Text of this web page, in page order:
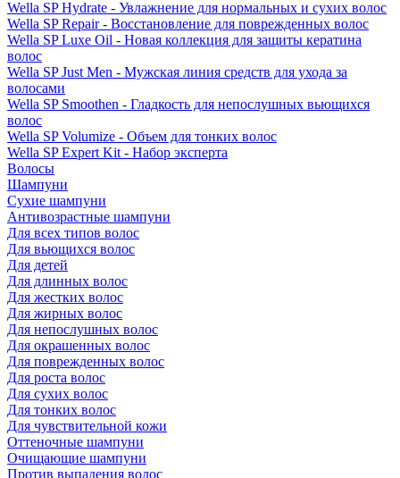
Wella SP Hydrate - Увлажнение для нормальных и сухих волос
Wella SP Repair - Восстановление для поврежденных волос
Wella SP Luxe Oil - Новая коллекция для защиты кератина
волос
Wella SP Just Men - Мужская линия средств для ухода за
волосами
Wella SP Smoothen - Гладкость для непослушных вьющихся
волос
Wella SP Volumize - Объем для тонких волос
Wella SP Expert Kit - Набор эксперта
Волосы
Шампуни
Сухие шампуни
Антивозрастные шампуни
Для всех типов волос
Для вьющихся волос
Для детей
Для длинных волос
Для жестких волос
Для жирных волос
Для непослушных волос
Для окрашенных волос
Для поврежденных волос
Для роста волос
Для сухих волос
Для тонких волос
Для чувствительной кожи
Оттеночные шампуни
Очищающие шампуни
Против выпадения волос